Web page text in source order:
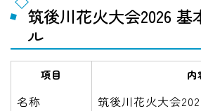
筑後川花火大会2026 基
ル
項目 内
名称
筑後川花火大会